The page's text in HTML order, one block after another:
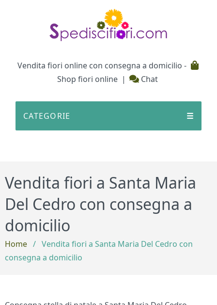
Vendita fiori online con consegna a domicilio -
Shop fiori online | Chat
CATEGORIE ☰
Vendita fiori a Santa Maria
Del Cedro con consegna a
domicilio
Home / Vendita fiori a Santa Maria Del Cedro con
consegna a domicilio